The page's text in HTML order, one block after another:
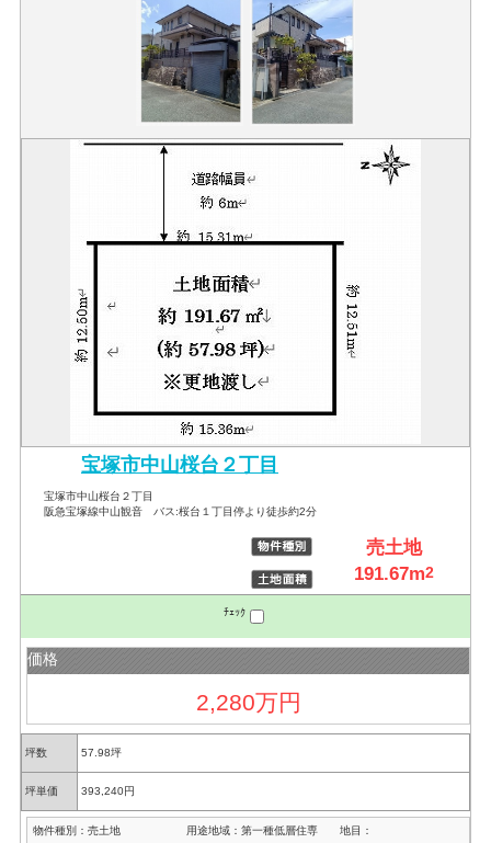
宝塚市中山桜台２丁目
宝塚市中山桜台２丁目
阪急宝塚線中山観音 バス:桜台１丁目停より徒歩約2分
売土地
191.67m2
ﾁｪｯｸ
価格
2,280万円
坪数 57.98坪
坪単価 393,240円
物件種別： 売土地 用途地域： 第一種低層住専
地目：